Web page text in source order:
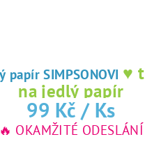
Jedlý papír SIMPSONOVI ♥
na jedlý papír
99 Kč / Ks
🔥 OKAMŽITÉ ODESLÁNÍ